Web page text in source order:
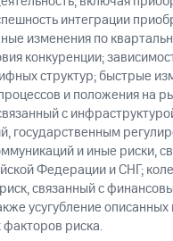
интеграции
изменения по
конкуренции;
структур; быстрые
и положения на
с
государственным
и иные риски,
Федерации и СНГ;
связанный с
усугубление
факторов риска.